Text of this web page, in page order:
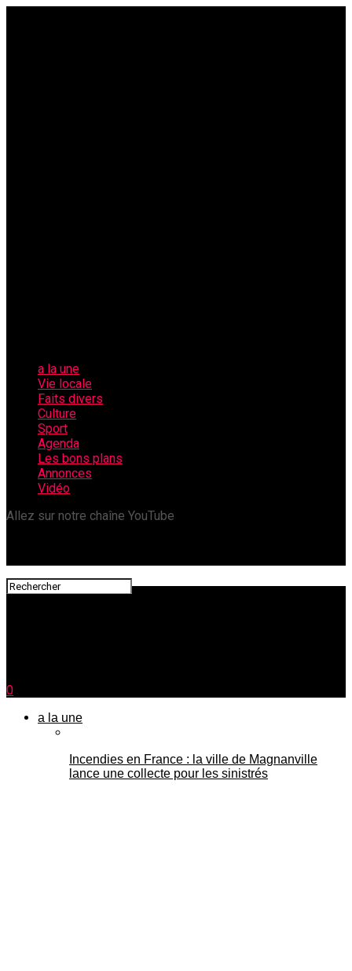
a la une
Vie locale
Faits divers
Culture
Sport
Agenda
Les bons plans
Annonces
Vidéo
Allez sur notre chaîne YouTube
0
a la une
Incendies en France : la ville de Magnanville
lance une collecte pour les sinistrés